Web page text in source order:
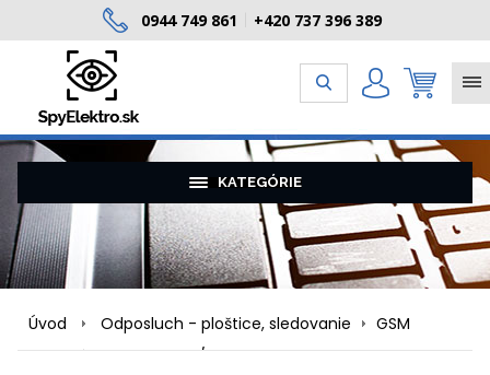
0944 749 861 +420 737 396 389
KATEGÓRIE
Úvod Odposluch - ploštice, sledovanie
GSM
odpočúvacie ploštice / ploštice s funkciou detekcie